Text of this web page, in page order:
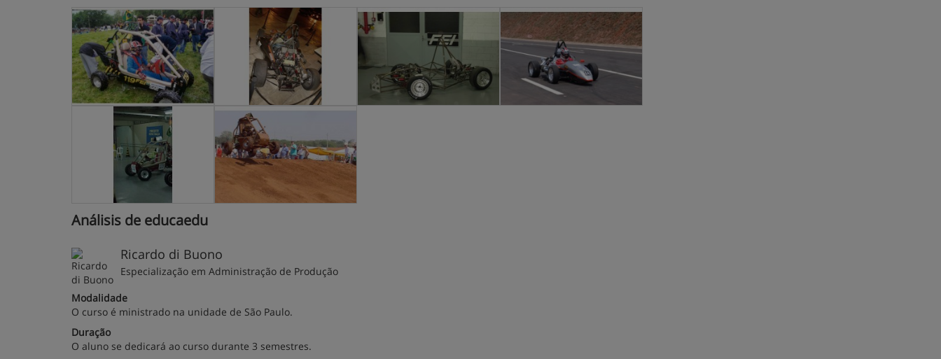
Análisis de educaedu
Ricardo di Buono
Especialização em Administração de Produção
Modalidade
O curso é ministrado na unidade de São Paulo.
Duração
O aluno se dedicará ao curso durante 3 semestres.